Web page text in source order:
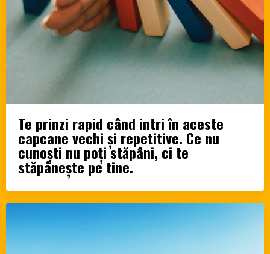
Te prinzi rapid când intri în aceste
capcane vechi și repetitive. Ce nu
cunoști nu poți stăpâni, ci te
stăpânește pe tine.